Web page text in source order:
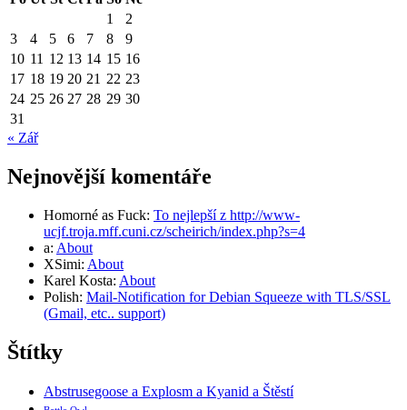
1
2
3
4 5 6 7 8
9
10 11 12 13 14 15 16
17 18 19 20 21 22 23
24 25 26 27 28 29 30
31
« Zář
Nejnovější komentáře
Homorné as Fuck: To nejlepší z http://www-
ucjf.troja.mff.cuni.cz/scheirich/index.php?s=4
a: About
XSimi: About
Karel Kosta: About
Polish: Mail-Notification for Debian Squeeze with TLS/SSL
(Gmail, etc.. support)
Štítky
Abstrusegoose a Explosm a Kyanid a Štěstí